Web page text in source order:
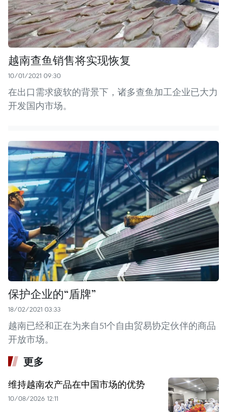
越南查鱼销售将实现恢复
10/01/2021 09:30
在出口需求疲软的背景下，诸多查鱼加工企业已大力
开发国内市场。
保护企业的“盾牌”
18/02/2021 03:33
越南已经和正在为来自51个自由贸易协定伙伴的商品
开放市场。
更多
维持越南农产品在中国市场的优势
10/08/2026 12:11